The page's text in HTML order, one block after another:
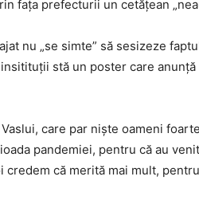
fața prefecturii un cetățean
nu „se simte” să sesizeze
stă un poster care
care par niște oameni
pandemiei, pentru că au
că merită mai mult,